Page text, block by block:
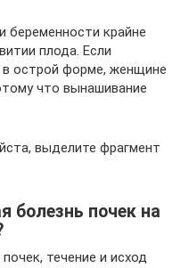
беременности крайне
плода. Если
в острой форме, женщине
что вынашивание
выделите фрагмент
болезнь почек на
течение и исход